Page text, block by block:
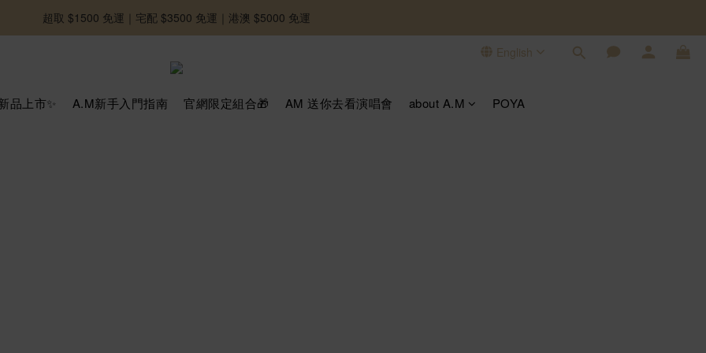
-好友募集中-加入官方LINE好友獲取優惠券
超取 $1500 免運｜宅配 $3500 免運｜港澳 $5000 免運
English
品上市✨ A.M新手入門指南 官網限定組合🎁 AM 送你去看演唱會 about A.M POYA